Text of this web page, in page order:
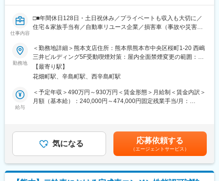
へ。
・もっと発注者側の視点をもって働ける環境を求めたい！
・下請け中心から脱却し、キャリアと年収を上げていきたい！
・転勤をなくし、ライフプランに併せた働き方と年収アップを実
現させたい！
■入社後
1～3か月間は、営業所の教育担当の現場に同席をいただきなが
ら、当社の業務内容について理解を深めていただき、独り立ちで
きるようにサポートをさせていただいております！
＼当社で働く魅力♪／
（1）ライフプランに併せた働き方を実現できる！
（2）自由度の高い業務と高い報酬形態！
提案～施工まで一気通貫スタイルなので、自身の考えを反映した
施工管理ができる自由度があり、その実績に基づいた給与査定を
しているため、年次に関係なく1000万円以上を目指せる環境がご
ざいます！
仕事内容
□■年間休日128日・土日祝休み／プライベートも収入も大切に／
住宅＆家族手当有／自動車リユース企業／損害車（事故や災害で
昨今は大規模な風水害が発生し、甚大な数の車や家屋が被害を被
っています。
当社では、被災された方の経済的、精神的な支援の一部として迅
速なアジャスター対応と修理、買取のサービスをご提供してまい
ります。
また、それは、被災地の早期復興と、引き取った車は適正に処理
し資源循環、温暖化抑制に寄与してまいりたいと考えています。
事故や災害などで損傷した車両の損害状況を調査し、修理工場か
ら提出される見積書の内容や修理費用の妥当性を確認していただ
きます。また、修理工場や保険会社との協議を通じて適正な修理
り）
勤務地
＜勤務地詳細＞熊本支店住所：熊本県熊本市中央区桜町1-20 西嶋
三井ビルディング5F受動喫煙対策：屋内全面禁煙変更の範囲：会
社の定める事業所
【最寄り駅】
花畑町駅、辛島町駅、西辛島町駅
給与
＜予定年収＞490万円～930万円＜賃金形態＞月給制＜賃金内訳＞
月額（基本給）：240,000円～474,000円固定残業手当/月：
経験・能力・スキル等を考慮の上、当社規定により決定します。■
昇給：年1回（4月）■決算賞与：年2回※年間平均支給：月収2カ月
分（業績・個人評価に応じて1.5～3カ月分）賃金はあくまでも目
安の金額であり、選考を通じて上下する可能性があります。月給
(月額)は固定手当を含めた表記です。
気になる 応募依頼する
（エージェントサービス）